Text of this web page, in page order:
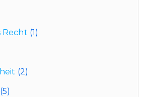
Recht (1)
(2)
(5)